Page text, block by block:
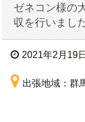
ゼネコン様の
収を行いまし
2021年2月19日
出張地域：群